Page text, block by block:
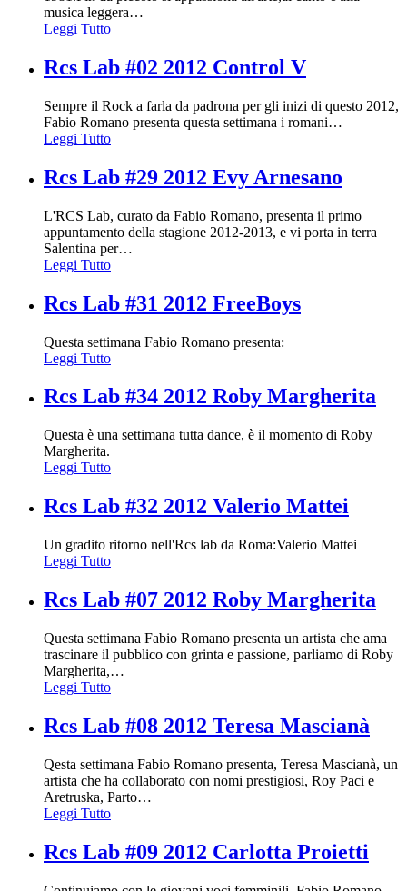
musica leggera…
Leggi Tutto
Rcs Lab #02 2012 Control V
Sempre il Rock a farla da padrona per gli inizi di questo 2012,
Fabio Romano presenta questa settimana i romani…
Leggi Tutto
Rcs Lab #29 2012 Evy Arnesano
L'RCS Lab, curato da Fabio Romano, presenta il primo
appuntamento della stagione 2012-2013, e vi porta in terra
Salentina per…
Leggi Tutto
Rcs Lab #31 2012 FreeBoys
Questa settimana Fabio Romano presenta:
Leggi Tutto
Rcs Lab #34 2012 Roby Margherita
Questa è una settimana tutta dance, è il momento di Roby
Margherita.
Leggi Tutto
Rcs Lab #32 2012 Valerio Mattei
Un gradito ritorno nell'Rcs lab da Roma:Valerio Mattei
Leggi Tutto
Rcs Lab #07 2012 Roby Margherita
Questa settimana Fabio Romano presenta un artista che ama
trascinare il pubblico con grinta e passione, parliamo di Roby
Margherita,…
Leggi Tutto
Rcs Lab #08 2012 Teresa Mascianà
Qesta settimana Fabio Romano presenta, Teresa Mascianà, un
artista che ha collaborato con nomi prestigiosi, Roy Paci e
Aretruska, Parto…
Leggi Tutto
Rcs Lab #09 2012 Carlotta Proietti